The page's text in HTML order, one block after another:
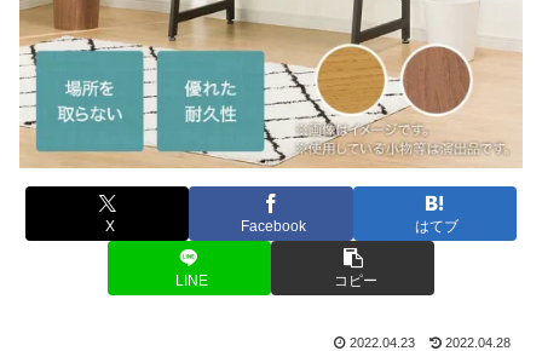
X Facebook はてブ
LINE コピー
2022.04.23 2022.04.28